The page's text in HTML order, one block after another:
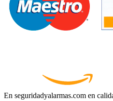
En seguridadyalarmas.com en